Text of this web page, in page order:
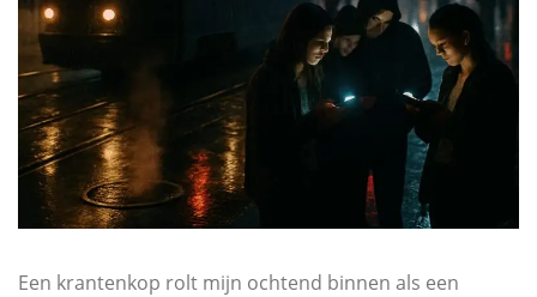
Een krantenkop rolt mijn ochtend binnen als een